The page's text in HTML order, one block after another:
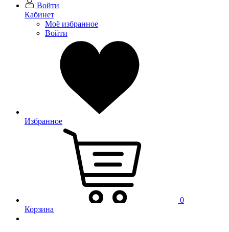
Войти
Кабинет
Моё избранное
Войти
Избранное
0
Корзина